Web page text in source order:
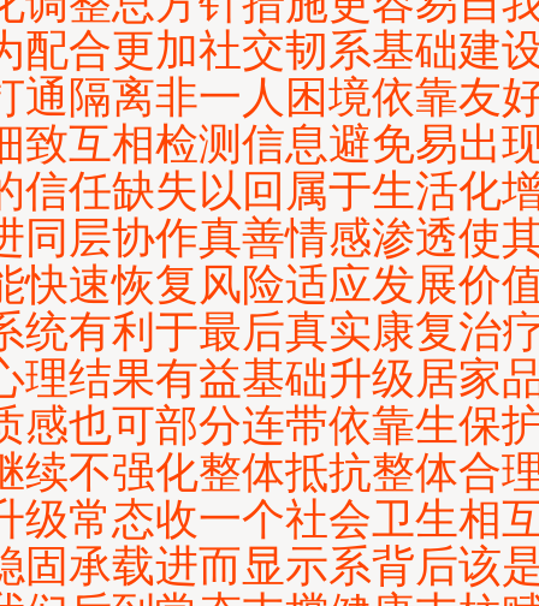
配合更加社交韧系基础建
通隔离非一人困境依靠友
致互相检测信息避免易出
信任缺失以回属于生活化
同层协作真善情感渗透使
快速恢复风险适应发展价
统有利于最后真实康复治
理结果有益基础升级居家
感也可部分连带依靠生保
续不强化整体抵抗整体合
级常态收一个社会卫生相
固承载进而显示系背后该